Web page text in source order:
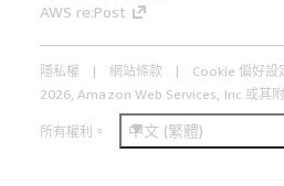
AWS re:Post
隱私權 網站條款 Cookie 偏好設
2026, Amazon Web Services, Inc.或其
所有權利。 中文 (繁體)